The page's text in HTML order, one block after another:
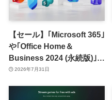
【セール】｢Microsoft 365｣
や｢Office Home＆
Business 2024 (永続版)｣が
｢Amazon暮らし応援サマ
2026年7月31日